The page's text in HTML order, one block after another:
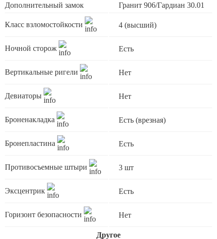
Дополнительный замок Гранит 906/Гардиан 30.01
Класс взломостойкости 4 (высший)
Ночной сторож Есть
Вертикальные ригели Нет
Девиаторы Нет
Броненакладка Есть (врезная)
Бронепластина Есть
Противосъемные штыри 3 шт
Эксцентрик Есть
Горизонт безопасности Нет
Другое